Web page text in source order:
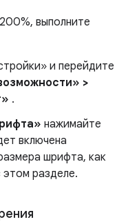
выполните
и перейдите
>
.
нажимайте
включена
шрифта, как
этом разделе.